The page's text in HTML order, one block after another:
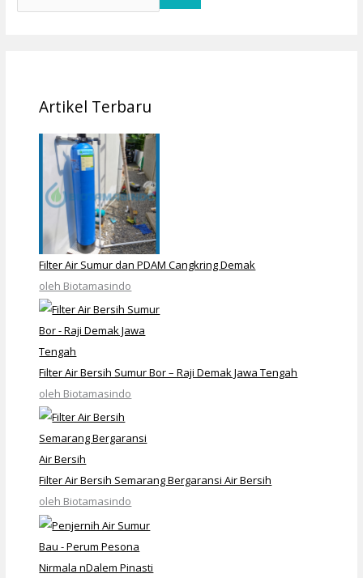
Artikel Terbaru
Filter Air Sumur dan PDAM Cangkring Demak
oleh Biotamasindo
Filter Air Bersih Sumur Bor – Raji Demak Jawa Tengah
oleh Biotamasindo
Filter Air Bersih Semarang Bergaransi Air Bersih
oleh Biotamasindo